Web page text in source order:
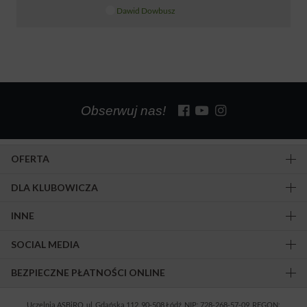
Dawid Dowbusz
Obserwuj nas!
OFERTA
DLA KLUBOWICZA
INNE
SOCIAL MEDIA
BEZPIECZNE PŁATNOŚCI ONLINE
Uczelnia ASBiRO, ul. Gdańska 112, 90-508 Łódź, NIP: 728-268-57-09, REGON: